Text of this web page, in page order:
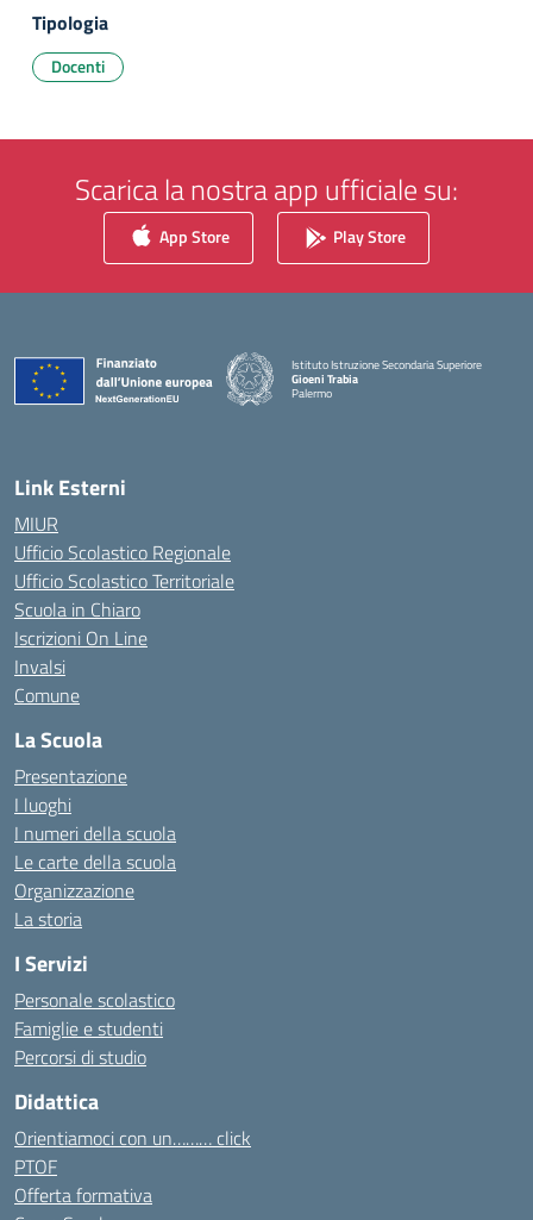
Tipologia
Docenti
Scarica la nostra app ufficiale su:
App Store Play Store
Istituto Istruzione Secondaria Superiore
Gioeni Trabia
Palermo
Link Esterni
MIUR
Ufficio Scolastico Regionale
Ufficio Scolastico Territoriale
Scuola in Chiaro
Iscrizioni On Line
Invalsi
Comune
La Scuola
Presentazione
I luoghi
I numeri della scuola
Le carte della scuola
Organizzazione
La storia
I Servizi
Personale scolastico
Famiglie e studenti
Percorsi di studio
Didattica
Orientiamoci con un……… click
PTOF
Offerta formativa